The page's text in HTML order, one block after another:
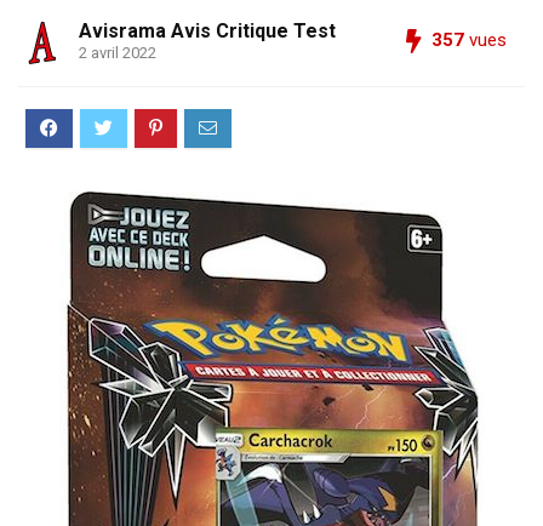
Avisrama Avis Critique Test
2 avril 2022
357 vues